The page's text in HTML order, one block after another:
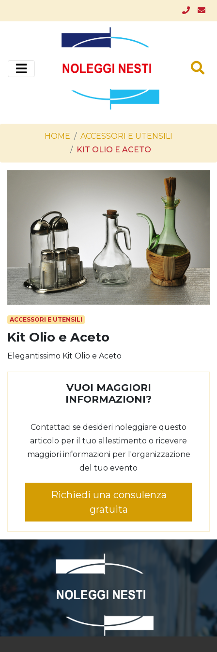
HOME
ACCESSORI E UTENSILI
KIT OLIO E ACETO
ACCESSORI E UTENSILI
Kit Olio e Aceto
Elegantissimo Kit Olio e Aceto
VUOI MAGGIORI
INFORMAZIONI?
Contattaci se desideri noleggiare questo
articolo per il tuo allestimento o ricevere
maggiori informazioni per l'organizzazione
del tuo evento
Richiedi una consulenza
gratuita